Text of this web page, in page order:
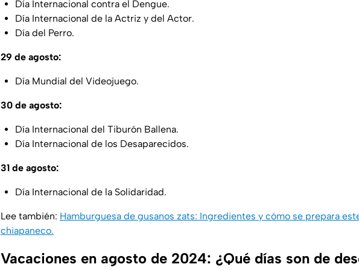
Día Internacional contra el Dengue.
Día Internacional de la Actriz y del Actor.
Día del Perro.
29 de agosto:
Día Mundial del Videojuego.
30 de agosto:
Día Internacional del Tiburón Ballena.
Día Internacional de los Desaparecidos.
31 de agosto:
Día Internacional de la Solidaridad.
Lee también: Hamburguesa de gusanos zats: Ingredientes y cómo se prepara
chiapaneco.
Vacaciones en agosto de 2024: ¿Qué días son de